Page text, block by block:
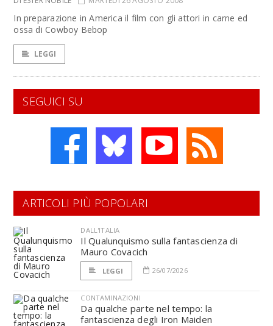
In preparazione in America il film con gli attori in carne ed
ossa di Cowboy Bebop
LEGGI
SEGUICI SU
ARTICOLI PIÙ POPOLARI
DALL'ITALIA
Il Qualunquismo sulla fantascienza di
Mauro Covacich
LEGGI 26/07/2026
CONTAMINAZIONI
Da qualche parte nel tempo: la
fantascienza degli Iron Maiden